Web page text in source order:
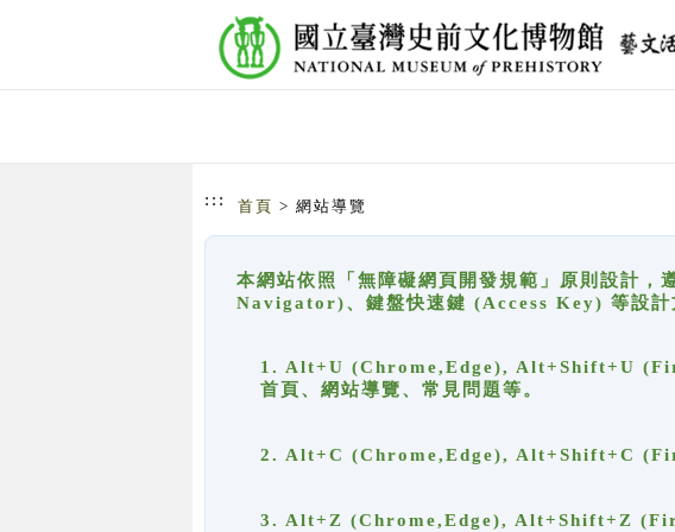
::: 首頁 > 網站導覽
本網站依照「無障礙網頁開發規範」原則設計
Navigator)、鍵盤快速鍵 (Access Key) 等設計
1. Alt+U (Chrome,Edge), Alt+Shift+U
首頁、網站導覽、常見問題等。
2. Alt+C (Chrome,Edge), Alt+Shift+C
3. Alt+Z (Chrome,Edge), Alt+Shift+Z